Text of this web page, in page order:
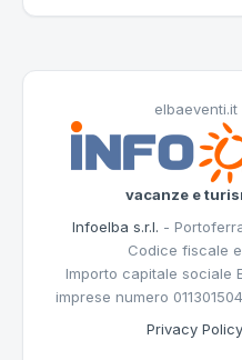
vacanze e
Infoelba s.r.l. -
Codice fiscale e
Importo capitale sociale
imprese numero
Privacy Policy